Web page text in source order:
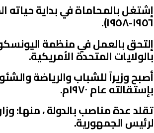
إشتغل بالمحاماة في بداية حياته
١٩٥٦-١٩٥٨).
إلتحق بالعمل في منظمة اليونسكو
بالولايات المتحدة الأمريكية.
أصبح وزيراً للشباب والرياضة
بإستقالته عام ١٩٧٠م.
تقلد عدة مناصب بالدولة ، منها:
لرئيس الجمهورية.